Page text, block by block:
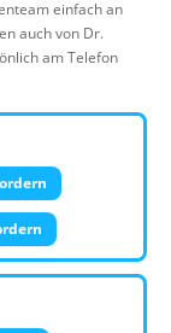
einfach an
auch von Dr.
am Telefon